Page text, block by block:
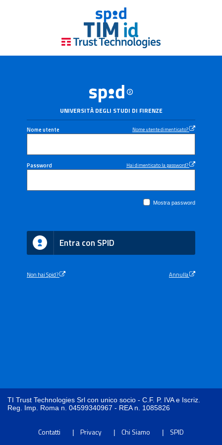
UNIVERSITÀ DEGLI STUDI DI FIRENZE
Nome utente Nome utente dimenticato?
Password Hai dimenticato la password?
Mostra password
Entra con SPID
Non hai Spid? Annulla
TI Trust Technologies Srl con unico socio - C.F. P. IVA e Iscriz.
Reg. Imp. Roma n. 04599340967 - REA n. 1085826
Contatti Privacy Chi Siamo SPID